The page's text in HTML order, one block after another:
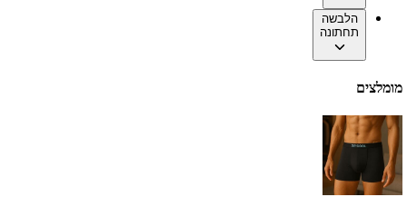
הלבשה
תחתונה
מומלצים